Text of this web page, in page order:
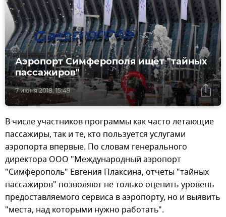
7 июня 2018, 15:49
Аэропорт Симферополя ищет "тайных
пассажиров"
В числе участников программы как часто летающие
пассажиры, так и те, кто пользуется услугами
аэропорта впервые. По словам генерального
директора ООО "Международный аэропорт
"Симферополь" Евгения Плаксина, отчеты "тайных
пассажиров" позволяют не только оценить уровень
предоставляемого сервиса в аэропорту, но и выявить
"места, над которыми нужно работать".